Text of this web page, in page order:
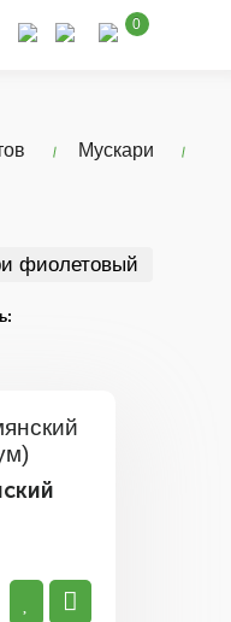
0
Мускари
фиолетовый